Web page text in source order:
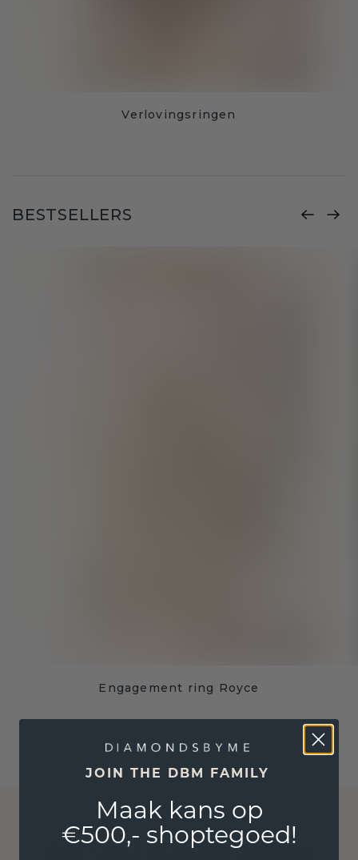
Verlovingsringen
BESTSELLERS
Engagement ring Royce
WAT ONZE KLANTEN ZEGGEN
JOIN THE DBM FAMILY
Maak kans op
€500,- shoptegoed!